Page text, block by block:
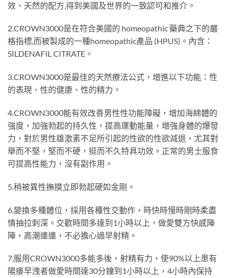
效、天然的配方,得到美國及世界的一致認可和推介。
2.CROWN3000是在符合美國的 homeopathic 藥典之下的嚴
格指標,而被製成的一種homeopathic產品 (HPUS)。內含：
SILDENAFIL CITRATE。
3.CROWN3000是最佳的天然療法公式，增進以下功能：性
的表現、性的健康、性的精力。
4.CROWN3000能有效改善男性性功能障礙，增加海綿體的
強度，加強勃起的持久性，提高運動能量，增強身體的爆發
力，對於男性雄激素不足所引起的性欲的性欲減退，尤其對
舉而不堅，堅而不硬，挺而不久特具功效。正常的男士服食
可提高性能力，沒有副作用。
5.稍被異性撫摸立即勃起硬如金剛。
6.變換多種體位，採用各種性交動作，時快時慢時剛時柔盡
情抽拉刺深。交歡時間多達到1小時以上，做愛雙方快感陣
陣，高潮連連，不必擔心過早射精。
7.服用CROWN3000多能多後，射精有力，使90%以上患有
陽痿早洩者做愛時間達30分鐘到1小時以上，4小時內保持